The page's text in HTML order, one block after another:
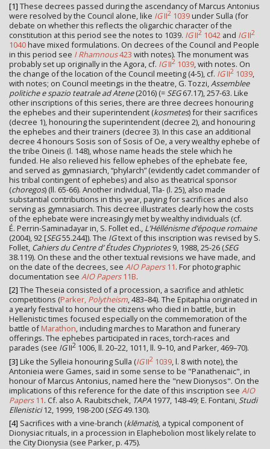
[1] These decrees passed during the ascendancy of Marcus Antonius
were resolved by the Council alone, like IGII2 1039under Sulla (for
debate on whether this reflects the oligarchic character of the
constitution at this period see the notes to 1039. IGII2 1042 and IGII2
1040have mixed formulations. On decrees of the Council and People
in this period see I Rhamnous423 with notes). The monument was
probably set up originally in the Agora, cf. IGII2 1039, with notes. On
the change of the location of the Council meeting (4-5), cf. IGII2 1039,
with notes; on Council meetings in the theatre, G. Tozzi,Assemblee
politiche e spazio teatrale ad Atene(2016) (=SEG67.17), 257-63. Like
other inscriptions of this series, there are three decrees honouring
the ephebes and their superintendent (kosmetes) for their sacrifices
(decree 1), honouring the superintendent (decree 2), and honouring
the ephebes and their trainers (decree 3). In this case an additional
decree 4 honours Sosis son of Sosis of Oe, a very wealthy ephebe of
the tribe Oineis (l. 148), whose name heads the stele which he
funded. He also relieved his fellow ephebes of the ephebate fee,
and served as gymnasiarch, “phylarch” (evidently cadet commander of
his tribal contingent of ephebes) and also as theatrical sponsor
(choregos) (ll. 65-66). Another individual, Tla- (l. 25), also made
substantial contributions in this year, paying for sacrifices and also
serving as gymnasiarch. This decree illustrates clearly how the costs
of the ephebate were increasingly met by wealthy individuals (cf.
É. Perrin-Saminadayar in, S. Follet ed., L’Héllénisme d’époque romaine
(2004), 92 [SEG55.244]). The IGtext of this inscription was revised by S.
Follet, Cahiers du Centre d’ Études Chypriotes9, 1988, 25-26 (SEG
38.119). On these and the other textual revisions we have made, and
on the date of the decrees, see AIO Papers11. For photographic
documentation see AIO Papers11B.
[2] The Theseia consisted of a procession, a sacrifice and athletic
competitions (Parker, Polytheism, 483–84). The Epitaphia originated in
a yearly festival to honour the citizens who died in battle, but in
Hellenistic times focused especially on the commemoration of the
battle ofMarathon, including marches to Marathon and funerary
offerings. The ephebes participated in races, torch-races and
parades (see IGII2 1006, ll. 20–22, 1011, ll. 9–10, and Parker, 469–70).
[3] Like the Sylleia honouring Sulla (IGII2 1039, l. 8 with note), the
Antonieia were Games, said in some sense to be "Panathenaic", in
honour of Marcus Antonius, named here the "new Dionysos". On the
implications of this reference for the date of this inscription see AIO
Papers11. Cf. also A. Raubitschek, TAPA 1977, 148-49; E. Fontani,Studi
Ellenistici12, 1999, 198-200 (SEG49.130).
[4] Sacrifices with a vine-branch (klēmatis), a typical component of
Dionysiac rituals, in a procession in Elaphebolion most likely relate to
the City Dionysia (see Parker, p. 475).